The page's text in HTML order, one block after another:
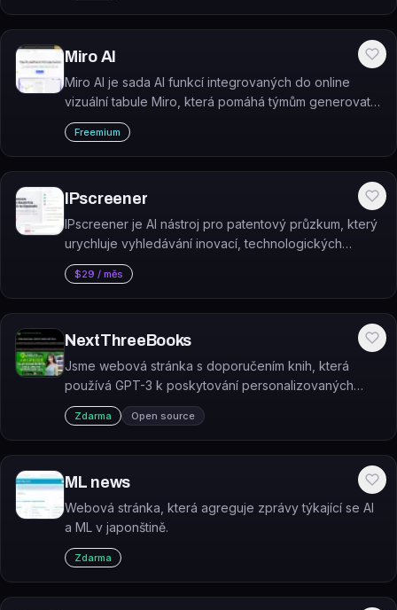
Miro AI
Miro AI je sada AI funkcí integrovaných do online
vizuální tabule Miro, která pomáhá týmům generovat
nápady, organizovat obsah a vytvářet diagramy přímo
na pracovní ploše.
Freemium
IPscreener
IPscreener je AI nástroj pro patentový průzkum, který
urychluje vyhledávání inovací, technologických
trendů a informací o konkurenci.
$29 / měs
NextThreeBooks
Jsme webová stránka s doporučením knih, která
používá GPT-3 k poskytování personalizovaných
doporučení knih našim uživatelům. Nevíte, jakou knihu
si přečíst příště? Hledejte dál!
Zdarma Open source
ML news
Webová stránka, která agreguje zprávy týkající se AI
a ML v japonštině.
Zdarma